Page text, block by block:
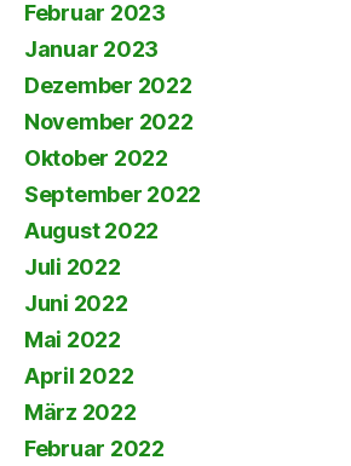
Februar 2023
Januar 2023
Dezember 2022
November 2022
Oktober 2022
September 2022
August 2022
Juli 2022
Juni 2022
Mai 2022
April 2022
März 2022
Februar 2022